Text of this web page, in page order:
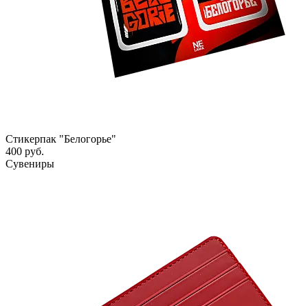
Стикерпак "Белогорье"
400 руб.
Сувениры